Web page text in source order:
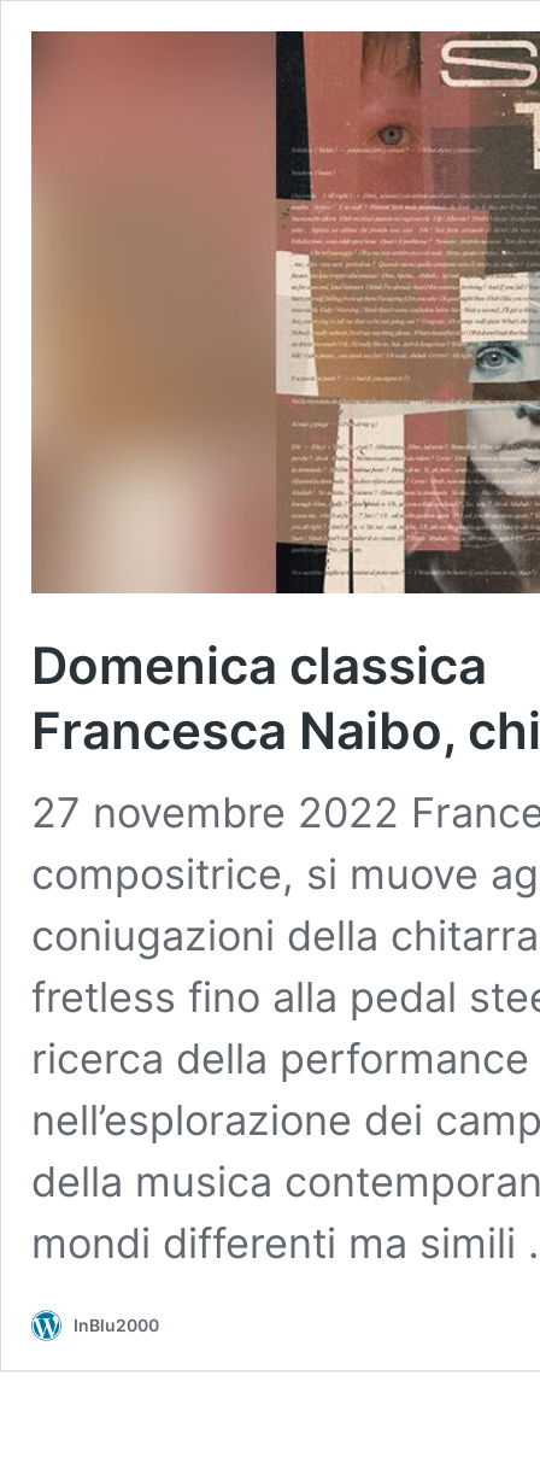
Domenica classica
Francesca Naibo,
27 novembre 2022
compositrice, si muove
coniugazioni della
fretless fino alla pedal
ricerca della
nell’esplorazione dei
della musica
mondi differenti ma
InBlu2000